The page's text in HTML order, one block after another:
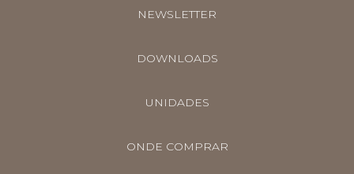
NEWSLETTER
DOWNLOADS
UNIDADES
ONDE COMPRAR